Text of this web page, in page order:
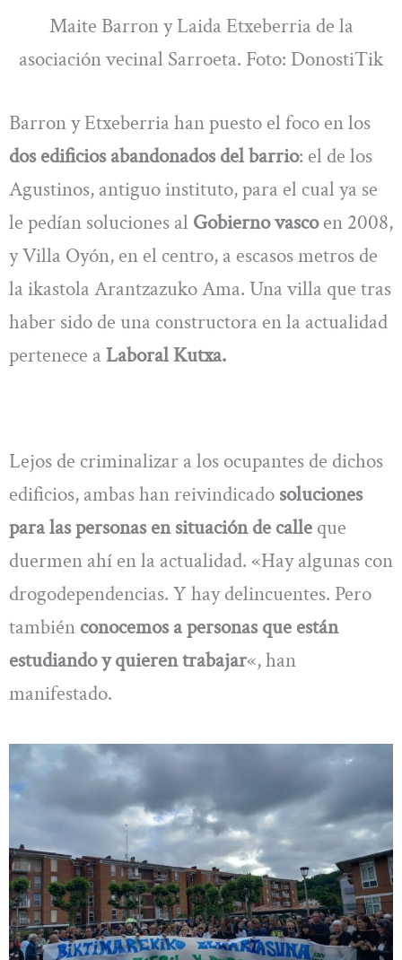
Maite Barron y Laida Etxeberria de la
asociación vecinal Sarroeta. Foto: DonostiTik
Barron y Etxeberria han puesto el foco en los
dos edificios abandonados del barrio: el de los
Agustinos, antiguo instituto, para el cual ya se
le pedían soluciones al Gobierno vascoen 2008,
y Villa Oyón, en el centro, a escasos metros de
la ikastola Arantzazuko Ama. Una villa que tras
haber sido de una constructora en la actualidad
pertenece a Laboral Kutxa.
Lejos de criminalizar a los ocupantes de dichos
edificios, ambas han reivindicado soluciones
para las personas en situación de calle que
duermen ahí en la actualidad. «Hay algunas con
drogodependencias. Y hay delincuentes. Pero
también conocemos a personas que están
estudiando y quieren trabajar«, han
manifestado.